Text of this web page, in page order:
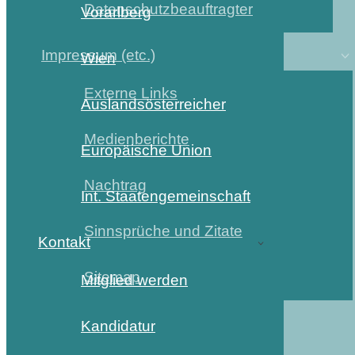
Datenschutzbeauftragter
Impressum (etc.)
Externe Links
Medienberichte
Nachtrag
Sinnsprüche und Zitate
Sitemap
Vorarlberg
Wien
Auslandsösterreicher
Europäische Union
Int. Staatengemeinschaft
Kontakt
Mitglied werden
Kandidatur